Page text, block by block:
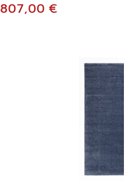
807,00 €